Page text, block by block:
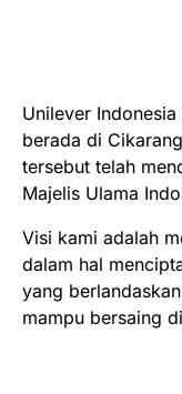
Unilever
berada di
tersebut telah
Majelis Ulama
Visi kami adalah
dalam hal
yang
mampu bersaing